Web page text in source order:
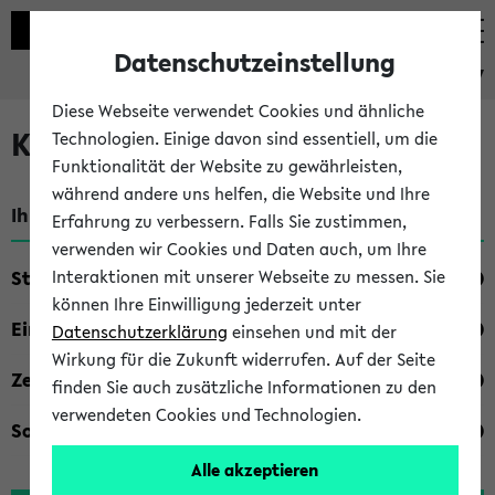
eKVV
Kombisuche im eKVV
Ihre Suchkriterien:
Studienfach
Einrichtung
Zeiten
Sonstiges
Datenschutzeinstellung
Diese Webseite verwendet Cookies und ähnliche
Technologien. Einige davon sind essentiell, um die
Funktionalität der Website zu gewährleisten,
während andere uns helfen, die Website und Ihre
Erfahrung zu verbessern. Falls Sie zustimmen,
verwenden wir Cookies und Daten auch, um Ihre
Interaktionen mit unserer Webseite zu messen. Sie
können Ihre Einwilligung jederzeit unter
Datenschutzerklärung einsehen und mit der
Wirkung für die Zukunft widerrufen. Auf der Seite
finden Sie auch zusätzliche Informationen zu den
verwendeten Cookies und Technologien.
Alle akzeptieren